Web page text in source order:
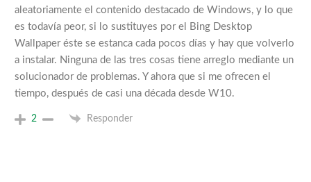
aleatoriamente el contenido destacado de Windows, y lo que
es todavía peor, si lo sustituyes por el Bing Desktop
Wallpaper éste se estanca cada pocos días y hay que volverlo
a instalar. Ninguna de las tres cosas tiene arreglo mediante un
solucionador de problemas. Y ahora que si me ofrecen el
tiempo, después de casi una década desde W10.
2 Responder